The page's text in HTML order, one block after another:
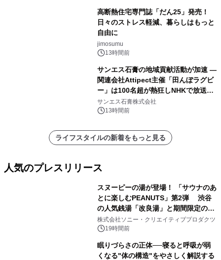
高断熱住宅専門誌「だん25」発売！
日々のストレス軽減、暮らしはもっと
自由に
jimosumu
13時間前
サンエス石膏の地域貢献活動が加速 ―
関連会社Attipect主催「田んぼラグビ
ー」は100名超が熱狂しNHKで放送さ
れました。
サンエス石膏株式会社
13時間前
ライフスタイルの新着をもっと見る
人気のプレスリリース
スヌーピーの湯が登場！ 「サウナのあ
とに楽しむPEANUTS」第2弾 渋谷
の人気銭湯「改良湯」と期間限定のコ
ラボレーション サウナイキタイコラ
ボグッズも発売決定！
株式会社ソニー・クリエイティブプロダクツ
19時間前
眠りづらさの正体──寝ると呼吸が弱
くなる"体の構造"をやさしく解説する